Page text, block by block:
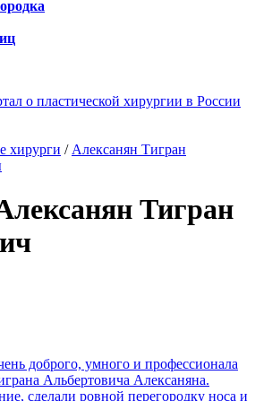
о пластической хирургии в России
хирурги / Алексанян Тигран
Тигран
доброго, умного и профессионала
Альбертовича Алексаняна.
сделали ровной перегородку носа и